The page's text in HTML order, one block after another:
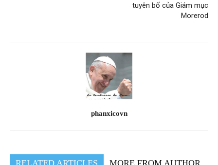
tuyên bố của Giám mục
Morerod
phanxicovn
RELATED ARTICLES MORE FROM AUTHOR